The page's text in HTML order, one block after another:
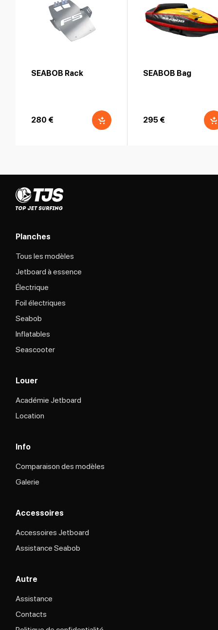
SEABOB Rack
280 €
SEABOB Bag
295 €
Planches
Tous les modèles
Jetboard à essence
Électrique
Foil électriques
Seabob
Inflatables
Seascooter
Louer
Académie Jetboard
Location
Info
Comparaison des modèles
Galerie
Accessoires
Accessoires Jetboard
Assistance Seabob
Autre
Assistance
Contacts